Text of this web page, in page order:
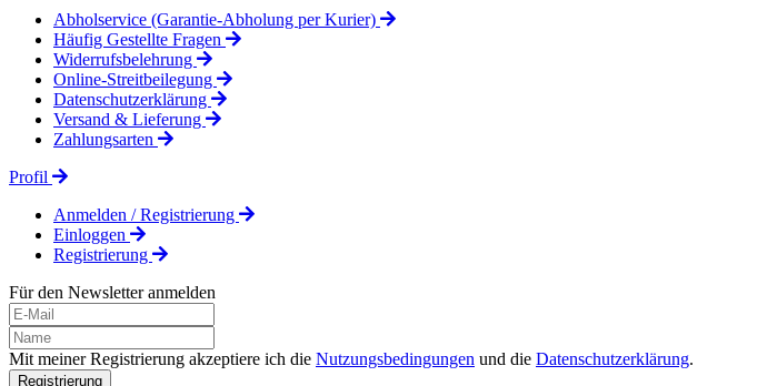
Abholservice (Garantie-Abholung per Kurier)
Häufig Gestellte Fragen
Widerrufsbelehrung
Online-Streitbeilegung
Datenschutzerklärung
Versand & Lieferung
Zahlungsarten
Profil
Anmelden / Registrierung
Einloggen
Registrierung
Für den Newsletter anmelden
Mit meiner Registrierung akzeptiere ich die Nutzungsbedingungen und die Datenschutzerklärung.
Registrierung